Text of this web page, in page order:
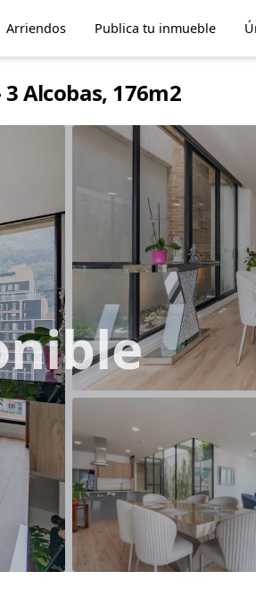
Arriendos Publica tu inmueble
Alcobas, 176m2